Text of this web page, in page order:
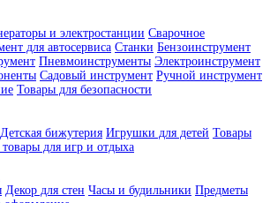
и электростанции Сварочное
для автосервиса Станки Бензоинструмент
Пневмоинструменты Электроинструмент
Садовый инструмент Ручной инструмент
Товары для безопасности
Детская бижутерия Игрушки для детей Товары
товары для игр и отдыха
Декор для стен Часы и будильники Предметы